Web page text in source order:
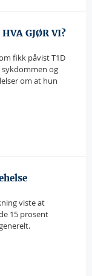
GJØR VI?
fikk påvist T1D
og
om at hun
viste at
15 prosent